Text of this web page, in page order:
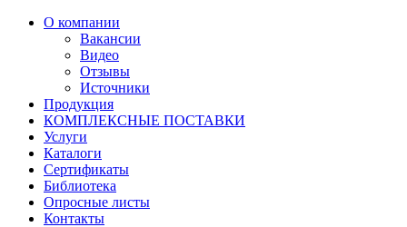
О компании
Вакансии
Видео
Отзывы
Источники
Продукция
КОМПЛЕКСНЫЕ ПОСТАВКИ
Услуги
Каталоги
Сертификаты
Библиотека
Опросные листы
Контакты